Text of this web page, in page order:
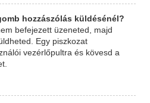
hozzászólás küldésénél?
befejezett üzeneted, majd
Egy piszkozat
vezérlőpultra és kövesd a